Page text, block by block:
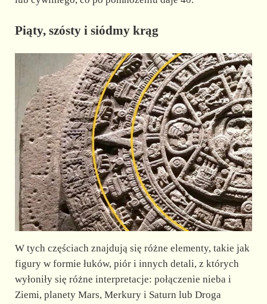
Piąty, szósty i siódmy krąg
W tych częściach znajdują się różne elementy, takie jak
figury w formie łuków, piór i innych detali, z których
wyłoniły się różne interpretacje: połączenie nieba i
Ziemi, planety Mars, Merkury i Saturn lub Droga